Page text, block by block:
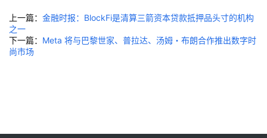
上一篇： 金融时报：BlockFi是清算三箭资本贷款抵押品头寸的机构
之一
下一篇： Meta 将与巴黎世家、普拉达、汤姆・布朗合作推出数字时
尚市场